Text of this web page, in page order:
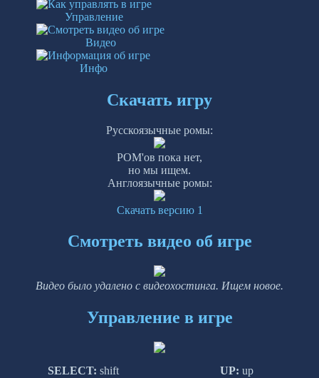
Управление
Видео
Инфо
Скачать игру
Русскоязычные ромы:
РОМ'ов пока нет,
но мы ищем.
Англоязычные ромы:
Скачать версию 1
Смотреть видео об игре
Видео было удалено с видеохостинга. Ищем новое.
Управление в игре
SELECT: shift
UP: up